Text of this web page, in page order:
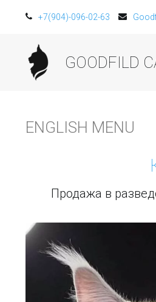
+7(904)-096-02-63
GOODFILD
ENGLISH MENU
Продажа в